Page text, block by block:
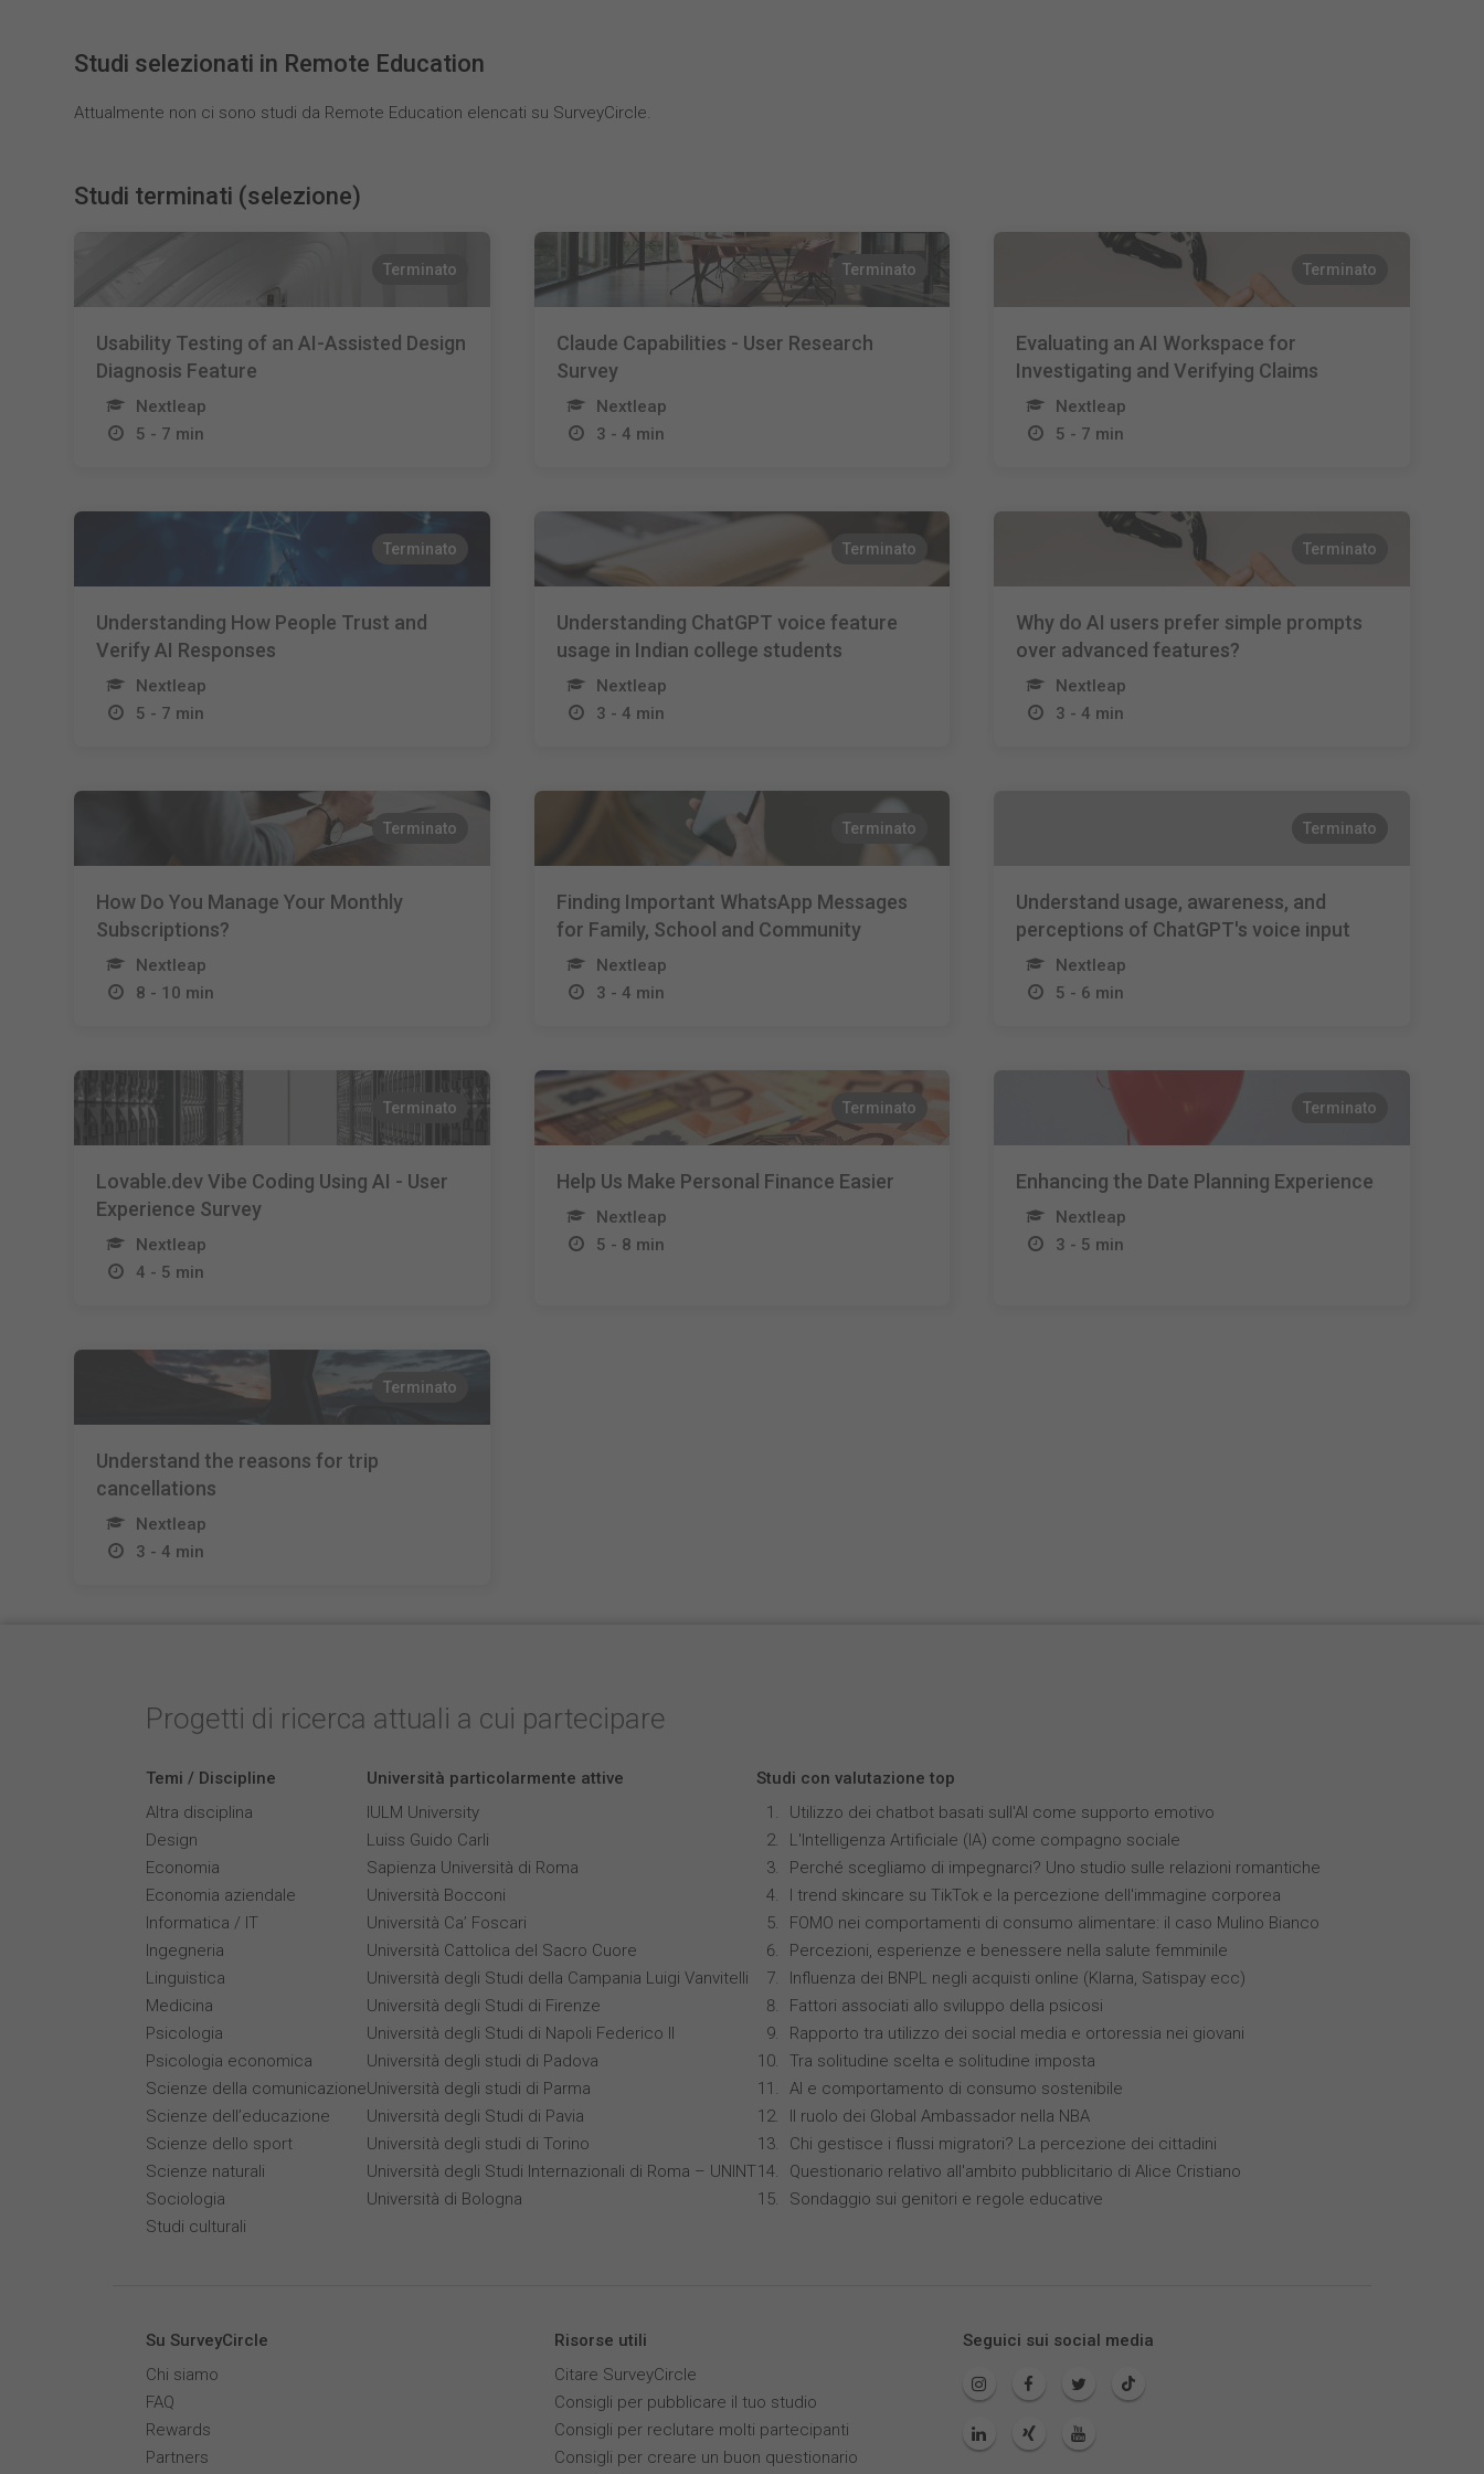
Studi selezionati in Remote Education
Attualmente non ci sono studi da Remote Education elencati su SurveyCircle.
Studi terminati (selezione)
Terminato
Usability Testing of an AI-Assisted Design
Diagnosis Feature
Nextleap
5 - 7 min
Terminato
Claude Capabilities - User Research
Survey
Nextleap
3 - 4 min
Terminato
Evaluating an AI Workspace for
Investigating and Verifying Claims
Nextleap
5 - 7 min
Terminato
Understanding How People Trust and
Verify AI Responses
Nextleap
5 - 7 min
Terminato
Understanding ChatGPT voice feature
usage in Indian college students
Nextleap
3 - 4 min
Terminato
Why do AI users prefer simple prompts
over advanced features?
Nextleap
3 - 4 min
Terminato
How Do You Manage Your Monthly
Subscriptions?
Nextleap
8 - 10 min
Terminato
Finding Important WhatsApp Messages
for Family, School and Community
Nextleap
3 - 4 min
Terminato
Understand usage, awareness, and
perceptions of ChatGPT's voice input
Nextleap
5 - 6 min
Terminato
Lovable.dev Vibe Coding Using AI - User
Experience Survey
Nextleap
4 - 5 min
Terminato
Help Us Make Personal Finance Easier
Nextleap
5 - 8 min
Terminato
Enhancing the Date Planning Experience
Nextleap
3 - 5 min
Terminato
Understand the reasons for trip
cancellations
Nextleap
3 - 4 min
Progetti di ricerca attuali a cui partecipare
Temi / Discipline
Altra disciplina
Design
Economia
Economia aziendale
Informatica / IT
Ingegneria
Linguistica
Medicina
Psicologia
Psicologia economica
Scienze della comunicazione
Scienze dell’educazione
Scienze dello sport
Scienze naturali
Sociologia
Studi culturali
Università particolarmente attive
IULM University
Luiss Guido Carli
Sapienza Università di Roma
Università Bocconi
Università Ca’ Foscari
Università Cattolica del Sacro Cuore
Università degli Studi della Campania Luigi Vanvitelli
Università degli Studi di Firenze
Università degli Studi di Napoli Federico II
Università degli studi di Padova
Università degli studi di Parma
Università degli Studi di Pavia
Università degli studi di Torino
Università degli Studi Internazionali di Roma – UNINT
Università di Bologna
Studi con valutazione top
Utilizzo dei chatbot basati sull'AI come supporto emotivo
L'Intelligenza Artificiale (IA) come compagno sociale
Perché scegliamo di impegnarci? Uno studio sulle relazioni romantiche
I trend skincare su TikTok e la percezione dell'immagine corporea
FOMO nei comportamenti di consumo alimentare: il caso Mulino Bianco
Percezioni, esperienze e benessere nella salute femminile
Influenza dei BNPL negli acquisti online (Klarna, Satispay ecc)
Fattori associati allo sviluppo della psicosi
Rapporto tra utilizzo dei social media e ortoressia nei giovani
Tra solitudine scelta e solitudine imposta
AI e comportamento di consumo sostenibile
Il ruolo dei Global Ambassador nella NBA
Chi gestisce i flussi migratori? La percezione dei cittadini
Questionario relativo all'ambito pubblicitario di Alice Cristiano
Sondaggio sui genitori e regole educative
Su SurveyCircle
Chi siamo
FAQ
Rewards
Partners
Risorse utili
Citare SurveyCircle
Consigli per pubblicare il tuo studio
Consigli per reclutare molti partecipanti
Consigli per creare un buon questionario
Seguici sui social media